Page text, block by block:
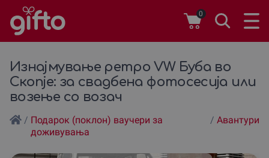
0
Изнајмување ретро VW Буба во
Скопје: за свадбена фотосесија или
возење со возач
/ Подарок (поклон) ваучери за
доживувања
/ Авантури